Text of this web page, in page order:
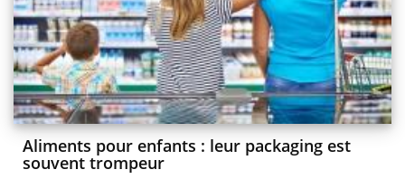
Aliments pour enfants : leur packaging est
souvent trompeur